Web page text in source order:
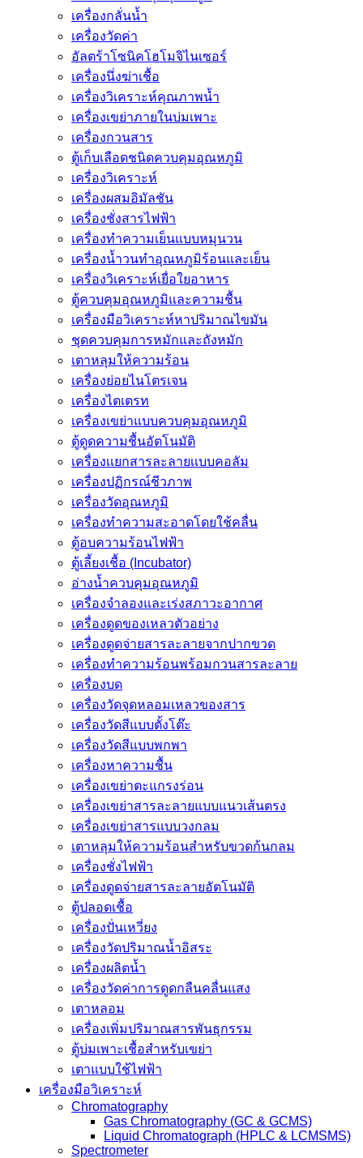
เครื่องกลั่นน้ำ
เครื่องวัดค่า
อัลตร้าโซนิคโฮโมจิไนเซอร์
เครื่องนึ่งฆ่าเชื้อ
เครื่องวิเคราะห์คุณภาพน้ำ
เครื่องเขย่าภายในบ่มเพาะ
เครื่องกวนสาร
ตู้เก็บเลือดชนิดควบคุมอุณหภูมิ
เครื่องวิเคราะห์
เครื่องผสมอิมัลชัน
เครื่องชั่งสารไฟฟ้า
เครื่องทำความเย็นแบบหมุนวน
เครื่องน้ำวนทำอุณหภูมิร้อนและเย็น
เครื่องวิเคราะห์เยื่อใยอาหาร
ตู้ควบคุมอุณหภูมิและความชื้น
เครื่องมือวิเคราะห์หาปริมาณไขมัน
ชุดควบคุมการหมักและถังหมัก
เตาหลุมให้ความร้อน
เครื่องย่อยไนโตรเจน
เครื่องไตเตรท
เครื่องเขย่าแบบควบคุมอุณหภูมิ
ตู้ดูดความชื้นอัตโนมัติ
เครื่องเเยกสารละลายเเบบคอลัม
เครื่องปฏิกรณ์ชีวภาพ
เครื่องวัดอุณหภูมิ
เครื่องทำความสะอาดโดยใช้คลื่น
ตู้อบความร้อนไฟฟ้า
ตู้เลี้ยงเชื้อ (Incubator)
อ่างน้ำควบคุมอุณหภูมิ
เครื่องจำลองและเร่งสภาวะอากาศ
เครื่องดูดของเหลวตัวอย่าง
เครื่องดูดจ่ายสารละลายจากปากขวด
เครื่องทำความร้อนพร้อมกวนสารละลาย
เครื่องบด
เครื่องวัดจุดหลอมเหลวของสาร
เครื่องวัดสีแบบตั้งโต๊ะ
เครื่องวัดสีแบบพกพา
เครื่องหาความชื้น
เครื่องเขย่าตะแกรงร่อน
เครื่องเขย่าสารละลายแบบแนวเส้นตรง
เครื่องเขย่าสารแบบวงกลม
เตาหลุมให้ความร้อนสำหรับขวดก้นกลม
เครื่องชั่งไฟฟ้า
เครื่องดูดจ่ายสารละลายอัตโนมัติ
ตู้ปลอดเชื้อ
เครื่องปั่นเหวี่ยง
เครื่องวัดปริมาณน้ำอิสระ
เครื่องผลิตน้ำ
เครื่องวัดค่าการดูดกลืนคลื่นแสง
เตาหลอม
เครื่องเพิ่มปริมาณสารพันธุกรรม
ตู้บ่มเพาะเชื้อสำหรับเขย่า
เตาแบบใช้ไฟฟ้า
เครื่องมือวิเคราะห์
Chromatography
Gas Chromatography (GC & GCMS)
Liquid Chromatograph (HPLC & LCMSMS)
Spectrometer